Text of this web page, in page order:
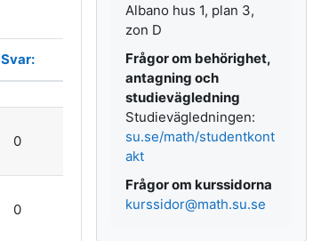
Svar:
Åtgärder
0
0
Albano hus 1, plan 3,
zon D
Frågor om behörighet,
antagning och
studievägledning
Studievägledningen:
su.se/math/studentkont
akt
Frågor om kurssidorna
kurssidor@math.su.se